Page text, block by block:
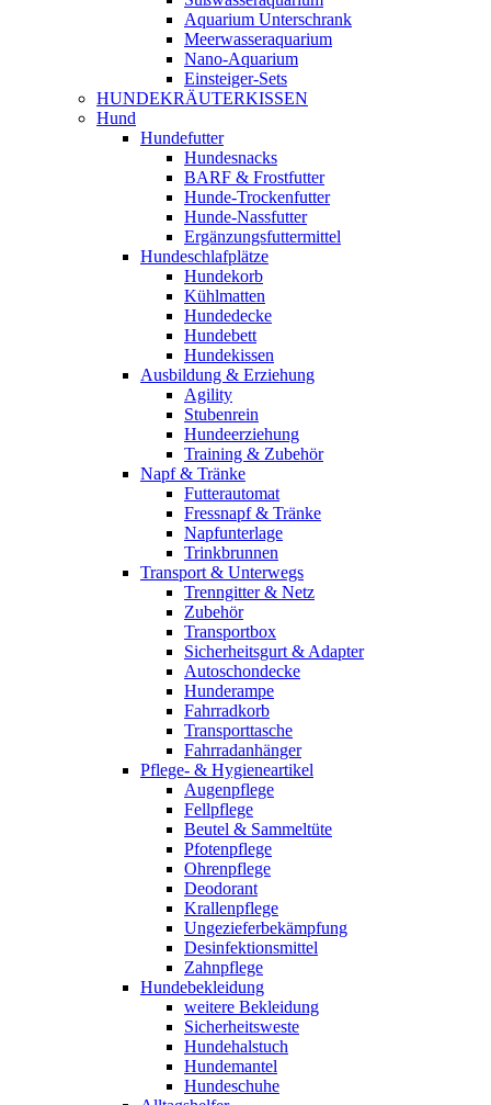
Aquarium Unterschrank
Meerwasseraquarium
Nano-Aquarium
Einsteiger-Sets
HUNDEKRÄUTERKISSEN
Hund
Hundefutter
Hundesnacks
BARF & Frostfutter
Hunde-Trockenfutter
Hunde-Nassfutter
Ergänzungsfuttermittel
Hundeschlafplätze
Hundekorb
Kühlmatten
Hundedecke
Hundebett
Hundekissen
Ausbildung & Erziehung
Agility
Stubenrein
Hundeerziehung
Training & Zubehör
Napf & Tränke
Futterautomat
Fressnapf & Tränke
Napfunterlage
Trinkbrunnen
Transport & Unterwegs
Trenngitter & Netz
Zubehör
Transportbox
Sicherheitsgurt & Adapter
Autoschondecke
Hunderampe
Fahrradkorb
Transporttasche
Fahrradanhänger
Pflege- & Hygieneartikel
Augenpflege
Fellpflege
Beutel & Sammeltüte
Pfotenpflege
Ohrenpflege
Deodorant
Krallenpflege
Ungezieferbekämpfung
Desinfektionsmittel
Zahnpflege
Hundebekleidung
weitere Bekleidung
Sicherheitsweste
Hundehalstuch
Hundemantel
Hundeschuhe